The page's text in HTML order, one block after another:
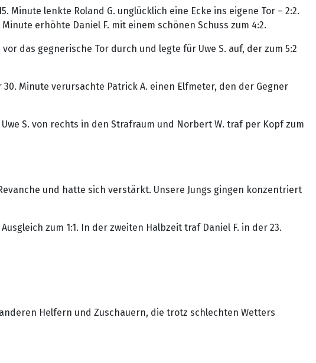
lenkte Roland G. unglücklich eine Ecke ins eigene Tor – 2:2.
erhöhte Daniel F. mit einem schönen Schuss zum 4:2.
das gegnerische Tor durch und legte für Uwe S. auf, der zum 5:2
Minute verursachte Patrick A. einen Elfmeter, den der Gegner
S. von rechts in den Strafraum und Norbert W. traf per Kopf zum
und hatte sich verstärkt. Unsere Jungs gingen konzentriert
zum 1:1. In der zweiten Halbzeit traf Daniel F. in der 23.
Helfern und Zuschauern, die trotz schlechten Wetters